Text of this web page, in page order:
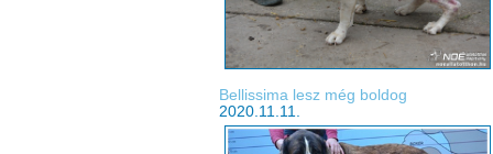
Bellissima lesz még boldog
2020.11.11.